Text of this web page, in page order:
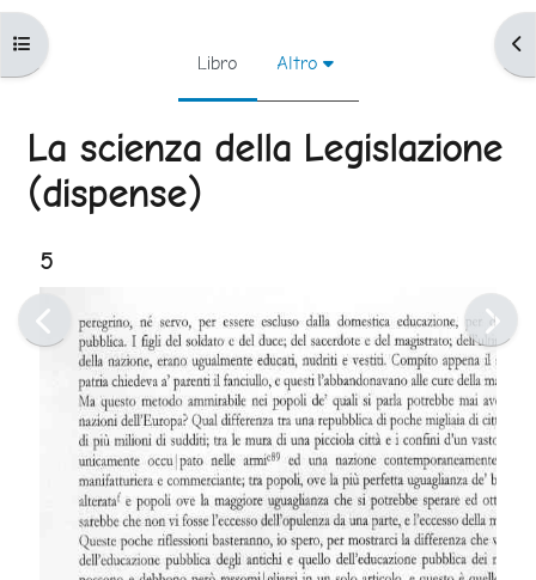
Apri indice del corso
Libro Altro
La scienza della Legislazione
(dispense)
5